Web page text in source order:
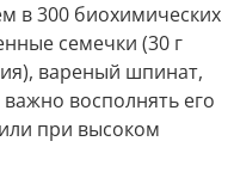
в 300 биохимических
семечки (30 г
вареный шпинат,
восполнять его
при высоком